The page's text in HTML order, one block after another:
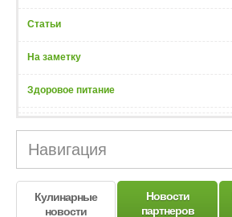
Статьи
На заметку
Здоровое питание
Навигация
Кулинарные
новости
Новости
партнеров